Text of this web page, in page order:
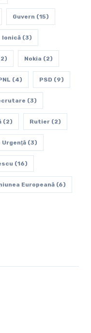
Guvern (15)
Ionică(3)
Nokia (2)
(4) PSD (9)
(3)
(2) Rutier(2)
(3)
(16)
Europeană(6)